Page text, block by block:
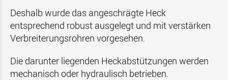
Deshalb wurde das angeschrägte Heck
entsprechend robust ausgelegt und mit verstärken
Verbreiterungsrohren vorgesehen.
Die darunter liegenden Heckabstützungen werden
mechanisch oder hydraulisch betrieben.